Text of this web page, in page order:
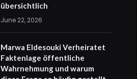
übersichtlich
June 22, 2026
Marwa Eldesouki Verheiratet
Faktenlage öffentliche
Wahrnehmung und warum